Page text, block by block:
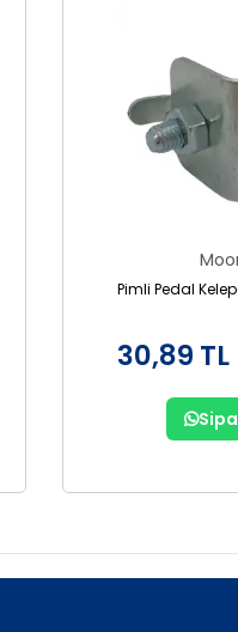
Pimli Pedal
30,89 TL